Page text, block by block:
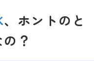
、ホントのと
？